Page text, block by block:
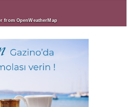
from OpenWeatherMap